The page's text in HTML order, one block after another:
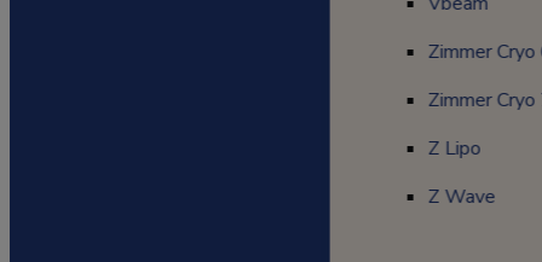
Zimmer Cryo
Zimmer Cryo
Z Lipo
Z Wave
Vbeam
Zimmer Cryo
Zimmer Cryo 7
Z Lipo